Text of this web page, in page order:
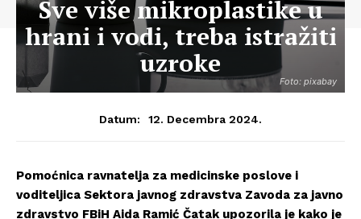
Foto: pixabay
Sve više mikroplastike u
hrani i vodi, treba istražiti
uzroke
Datum: 12. Decembra 2024.
Pomoćnica ravnatelja za medicinske poslove i
voditeljica Sektora javnog zdravstva Zavoda za javno
zdravstvo FBiH Aida Ramić Čatak upozorila je kako je